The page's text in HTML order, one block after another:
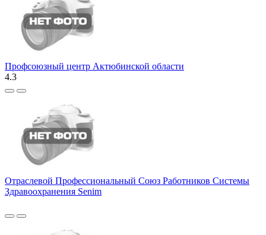
Профсоюзный центр Актюбинской области
4.3
Отраслевой Профессиональный Союз Работников Системы
Здравоохранения Senim